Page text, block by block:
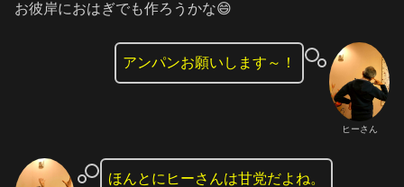
お彼岸におはぎでも作ろうかな😄
ヒーさん
アンパンお願いします～！
ほんとにヒーさんは甘党だよね。